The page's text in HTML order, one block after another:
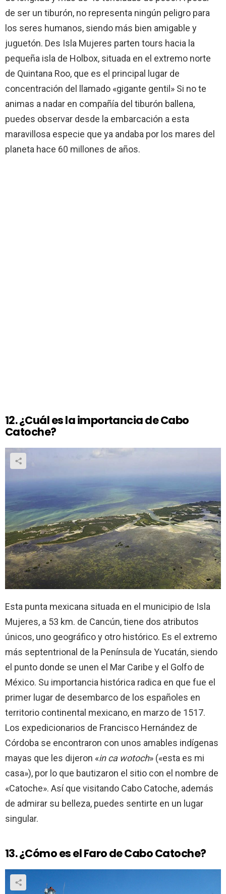
de ser un tiburón, no representa ningún peligro para
los seres humanos, siendo más bien amigable y
juguetón. Des Isla Mujeres parten tours hacia la
pequeña isla de Holbox, situada en el extremo norte
de Quintana Roo, que es el principal lugar de
concentración del llamado «gigante gentil» Si no te
animas a nadar en compañía del tiburón ballena,
puedes observar desde la embarcación a esta
maravillosa especie que ya andaba por los mares del
planeta hace 60 millones de años.
12. ¿Cuál es la importancia de Cabo
Catoche?
Esta punta mexicana situada en el municipio de Isla
Mujeres, a 53 km. de Cancún, tiene dos atributos
únicos, uno geográfico y otro histórico. Es el extremo
más septentrional de la Península de Yucatán, siendo
el punto donde se unen el Mar Caribe y el Golfo de
México. Su importancia histórica radica en que fue el
primer lugar de desembarco de los españoles en
territorio continental mexicano, en marzo de 1517.
Los expedicionarios de Francisco Hernández de
Córdoba se encontraron con unos amables indígenas
mayas que les dijeron «in ca wotoch» («esta es mi
casa»), por lo que bautizaron el sitio con el nombre de
«Catoche». Así que visitando Cabo Catoche, además
de admirar su belleza, puedes sentirte en un lugar
singular.
13. ¿Cómo es el Faro de Cabo Catoche?